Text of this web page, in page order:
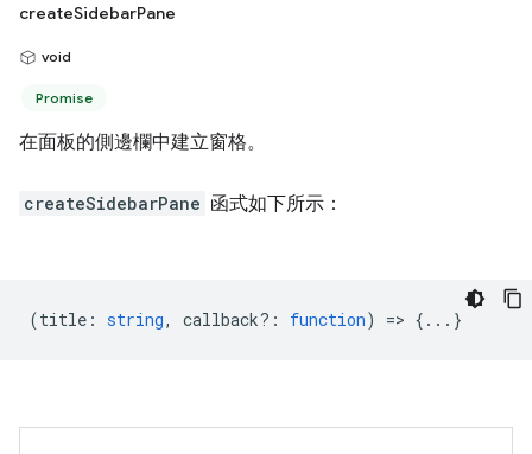
createSidebarPane
void
Promise
在面板的側邊欄中建立窗格。
createSidebarPane 函式如下所示：
(title : string, callback? : function) => {...}